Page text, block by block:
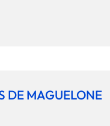
DE MAGUELONE